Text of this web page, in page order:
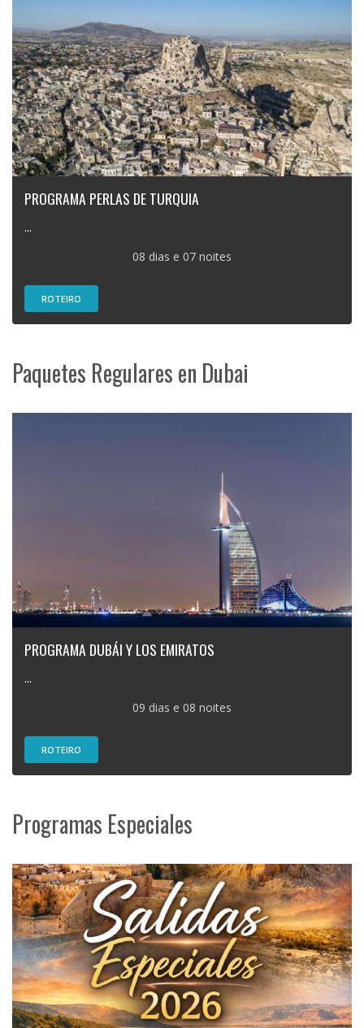
PROGRAMA PERLAS DE TURQUIA
...
08 dias e 07 noites
ROTEIRO
Paquetes Regulares en Dubai
PROGRAMA DUBÁI Y LOS EMIRATOS
...
09 dias e 08 noites
ROTEIRO
Programas Especiales